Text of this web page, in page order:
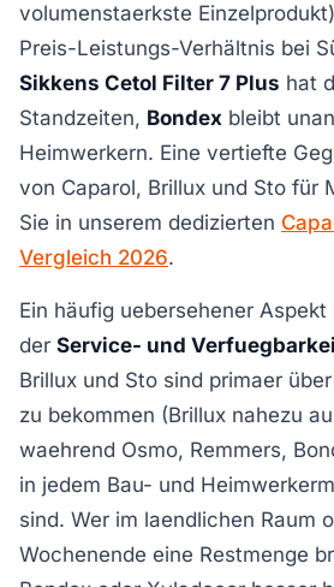
volumenstaerkste
Preis-Leistungs-Verhältnis bei
Sikkens Cetol Filter 7 Plus hat
Standzeiten, Bondex bleibt
Heimwerkern. Eine vertiefte
von Caparol, Brillux und Sto für
Sie in unserem dedizierten
Vergleich 2026.
Ein häufig uebersehener
der Service- und
Brillux und Sto sind primaer
zu bekommen (Brillux nahezu
waehrend Osmo, Remmers,
in jedem Bau- und
sind. Wer im laendlichen Raum
Wochenende eine Restmenge